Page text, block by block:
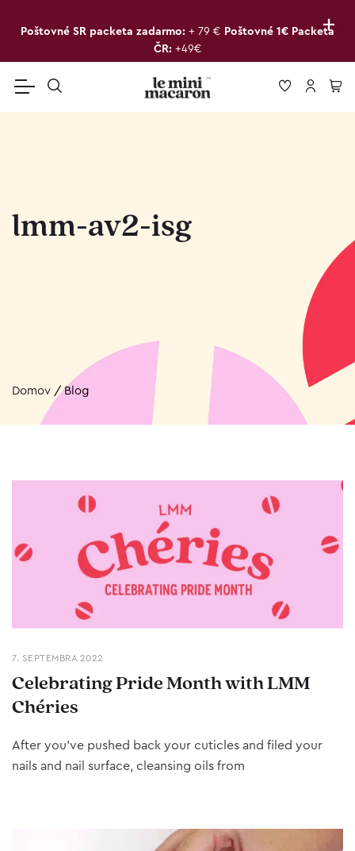
+
Poštovné SR packeta zadarmo: + 79 € Poštovné 1€ Packeta
ČR: +49€
lmm-av2-isg
Domov /Blog
7. SEPTEMBRA 2022
Celebrating Pride Month with LMM
Chéries
After you’ve pushed back your cuticles and filed your
nails and nail surface, cleansing oils from